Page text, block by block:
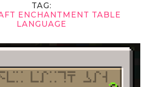
TAG:
ENCHANTMENT TABLE
LANGUAGE